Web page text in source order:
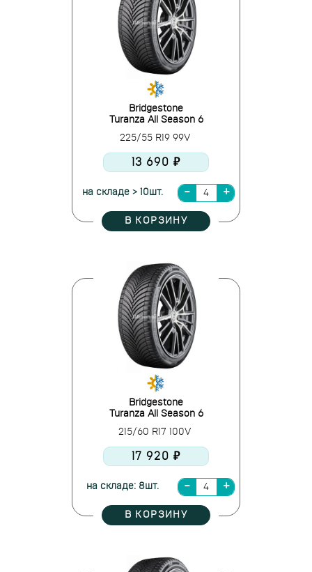
Bridgestone
Turanza All Season 6
225/55 R19 99V
13 690 ₽
на складе > 10шт.
В КОРЗИНУ
Bridgestone
Turanza All Season 6
215/60 R17 100V
17 920 ₽
на складе: 8шт.
В КОРЗИНУ